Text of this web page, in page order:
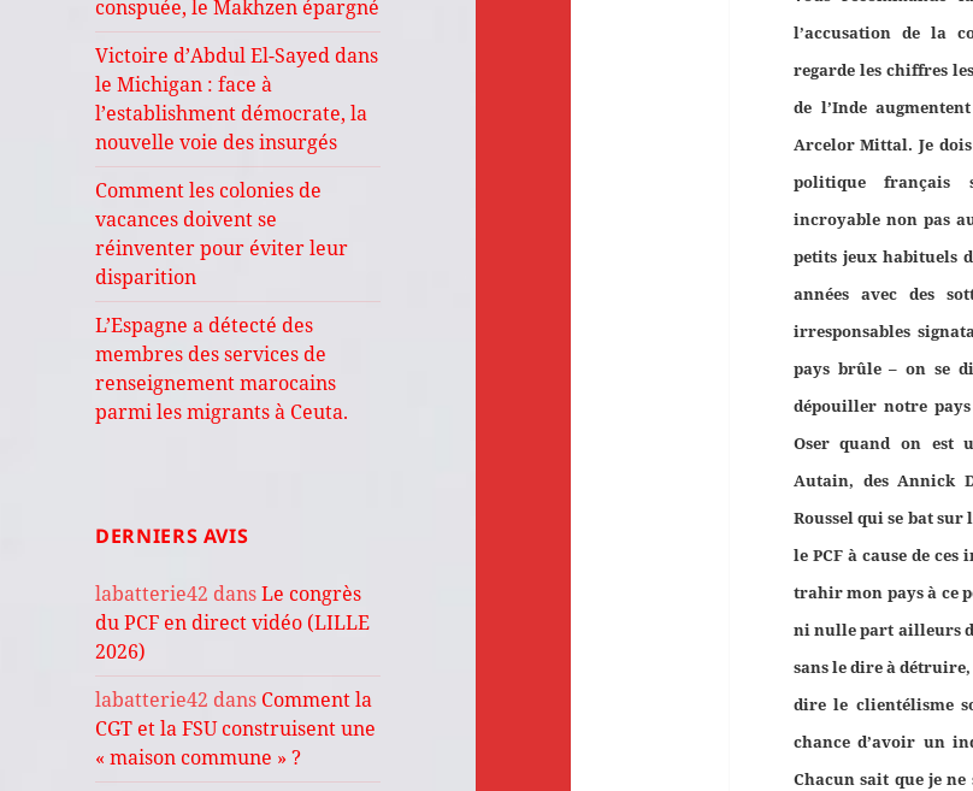
conspuée, le Makhzen épargné
Victoire d’Abdul El-Sayed dans
le Michigan : face à
l’establishment démocrate, la
nouvelle voie des insurgés
Comment les colonies de
vacances doivent se
réinventer pour éviter leur
disparition
L’Espagne a détecté des
membres des services de
renseignement marocains
parmi les migrants à Ceuta.
DERNIERS AVIS
labatterie42 dansLe congrès
du PCF en direct vidéo (LILLE
2026)
labatterie42 dans Comment la
CGT et la FSU construisent une
« maison commune » ?
l’accusation de la
regarde les chiffres
de l’Inde
Arcelor Mittal. Je
politique français
incroyable non pas
petits jeux habituels
années avec des
irresponsables
pays brûle – on se
dépouiller notre
Oser quand on est
Autain, des Annick
Roussel qui se bat
le PCF à cause de
trahir mon pays à ce
ni nulle part ailleurs
sans le dire à
dire le clientélisme
chance d’avoir un
Chacun sait que je